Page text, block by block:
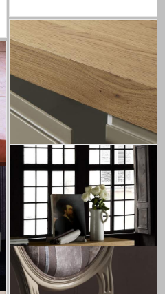
MADIA MODERNA IN LEGNO
TWINGS 4 ANTE
Madia moderna in legno con
struttura tamburata 80mm
assemblata a 45° scocca interna
laccata con 1 ripiano per vano.